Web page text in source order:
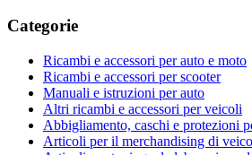
Categorie
Ricambi e accessori per auto e moto
Ricambi e accessori per scooter
Manuali e istruzioni per auto
Altri ricambi e accessori per veicoli
Abbigliamento, caschi e protezioni
Articoli per il merchandising di